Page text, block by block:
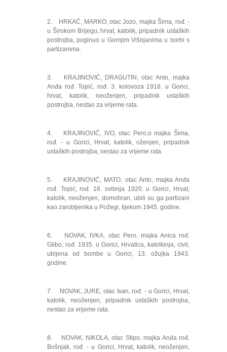
2. HRKAĆ, MARKO, otac Jozo, majka Šima, rođ. -
u Širokom Brijegu, hrvat, katolik, pripadnik ustaških
postrojba, poginuo u Gornjim Višnjanima u borbi s
partizanima.
3. KRAJINOVIĆ, DRAGUTIN, otac Anto, majka
Anđa rođ. Topić, rođ. 3. kolovoza 1918. u Gorici,
hrvat, katolik, neoženjen, pripadnik ustaških
postrojba, nestao za vrijeme rata.
4. KRAJINOVIĆ, IVO, otac Pero,o majka Šima,
rođ. - u Gorici, Hrvat, katolik, oženjen, pripadnik
ustaških postrojba, nestao za vrijeme rata.
5. KRAJINOVIĆ, MATO, otac Anto, majka Anđa
rođ. Topić, rođ. 16. svibnja 1920. u Gorici, Hrvat,
katolik, neoženjen, domobran, ubili su ga partizani
kao zarobljenika u Požegi, tijekom 1945. godine.
6. NOVAK, IVKA, otac Pero, majka Anica rođ.
Glibo, rođ. 1935. u Gorici, Hrvatica, katolkinja, civil,
ubijena od bombe u Gorici, 13. ožujka 1943.
godine.
7. NOVAK, JURE, otac Ivan, rođ. - u Gorici, Hrvat,
katolik, neoženjen, pripadnik ustaških postrojba,
nestao za vrijeme rata.
8. NOVAK, NIKOLA, otac Stipo, majka Anđa rođ.
Bošnjak, rođ. - u Gorici, Hrvat, katolik, neoženjen,